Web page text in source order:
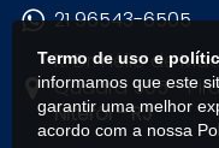
Termo de uso e
informamos que este
garantir uma melhor
acordo com a nossa
21 96543-6505
R. Dr. Hélio de
Quadra 505 -
Niterói - RJ